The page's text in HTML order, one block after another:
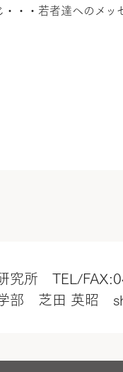
・・若者達へのメッ
究所 TEL/
部 芝田 英昭